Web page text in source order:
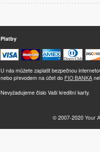
Platby
U nás můžete zaplatit bezpečnou
nebo převodem na účet do FIO BANKA
Nevyžadujeme číslo Vaší kreditní karty.
© 2007-2020 Your